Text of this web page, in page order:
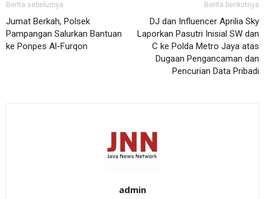
Berita sebelumya
Jumat Berkah, Polsek
Pampangan Salurkan Bantuan
ke Ponpes Al-Furqon
Berita berikutnya
DJ dan Influencer Aprilia Sky
Laporkan Pasutri Inisial SW dan
C ke Polda Metro Jaya atas
Dugaan Pengancaman dan
Pencurian Data Pribadi
admin